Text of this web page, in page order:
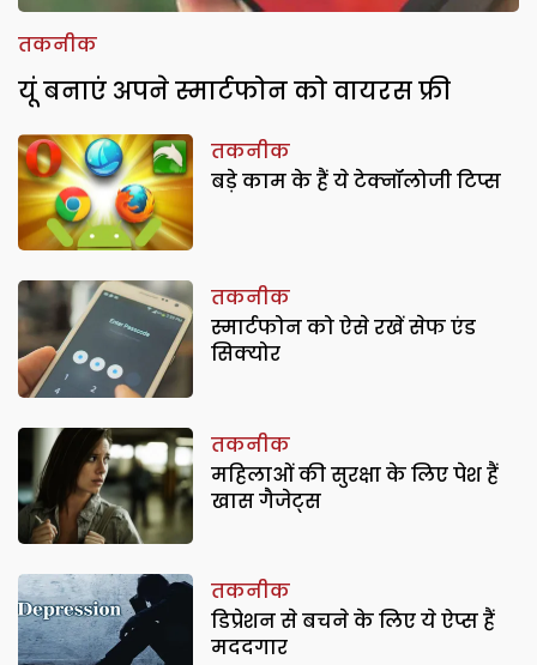
तकनीक
यूं बनाएं अपने स्मार्टफोन को वायरस फ्री
तकनीक
बड़े काम के हैं ये टेक्नॉलोजी टिप्स
तकनीक
स्मार्टफोन को ऐसे रखें सेफ एंड
सिक्योर
तकनीक
महिलाओं की सुरक्षा के लिए पेश हैं
खास गैजेट्स
तकनीक
डिप्रेशन से बचने के लिए ये ऐप्स हैं
मददगार